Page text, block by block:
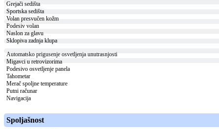
Grejači sedišta
Sportska sedišta
Volan presvučen kožm
Podesiv volan
Naslon za glavu
Sklopiva zadnja klupa
Automatsko prigusenje osvetljenja unutrasnjosti
Migavci u retrovizorima
Podesivo osvetljenje panela
Tahometar
Merač spoljne temperature
Putni računar
Navigacija
Spoljašnost